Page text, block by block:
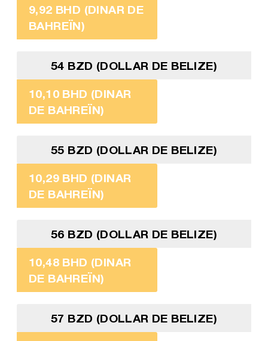
9,92 BHD (DINAR DE
BAHREÏN)
54 BZD (DOLLAR DE BELIZE)
10,10 BHD (DINAR
DE BAHREÏN)
55 BZD (DOLLAR DE BELIZE)
10,29 BHD (DINAR
DE BAHREÏN)
56 BZD (DOLLAR DE BELIZE)
10,48 BHD (DINAR
DE BAHREÏN)
57 BZD (DOLLAR DE BELIZE)